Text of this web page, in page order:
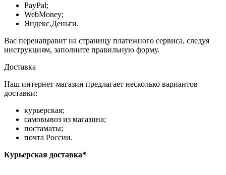
PayPal;
WebMoney;
Яндекс.Деньги.
Вас перенаправит на страницу платежного сервиса, следуя
инструкциям, заполните правильную форму.
Доставка
Наш интернет-магазин предлагает несколько вариантов
доставки:
курьерская;
самовывоз из магазина;
постаматы;
почта России.
Курьерская доставка*